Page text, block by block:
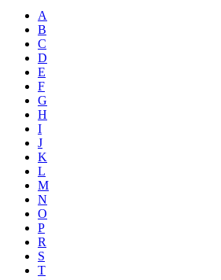
A
B
C
D
E
F
G
H
I
J
K
L
M
N
O
P
R
S
T